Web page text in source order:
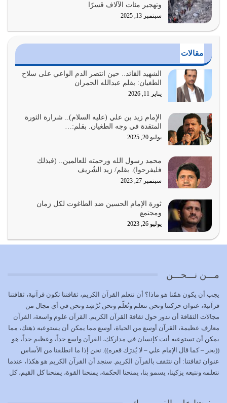
الدين الذي شرعه الله لا يجوز أن يخضع لآرائنا وأهوائنا
أي أمة تتفرق في الدين وتتفرق في كيانها معناه أنها أصبحت
أمة عاجزة عن النهوض…
يوليو 23, 2026
بحبل الله جميعاً وليس كل…
يوليو 22, 2026
يشاء ويذل من يشاء
يوليو 21, 2026
كل زمان…
يوليو 19, 2026
الوظيفة عبارة عن مسؤولية يجب النهوض بها كما ينبغي لكي
وَالْمُنْفِقِينَ…
يوليو 17, 2026
الاعتصام بحبل الله أمر إلهي للمؤمنين وهو بمثابة سبب بينهم
وبين الله يترتب عليه النصر…
يوليو 16, 2026
إما أن نحاول أن نكون من أولياء الله فيتم على أيدينا ضرب
يوليو 15, 2026
وتهجير مئات الآلاف قسرًا
سبتمبر 13, 2025
مقالات
الشهيد القائد.. حين انتصر الدم الواعي على سلاح
الطغيان: بقلم عبدالله الحمران
يناير 11, 2026
الإمام زيد بن علي (عليه السلام).. شرارة الثورة
المتقدة في وجه الطغيان. بقلم:…
يوليو 20, 2025
محمد رسول الله ورحمته للعالمين.. (فبذلك
فليفرحوا). بقلم/ زيد الشُريف
سبتمبر 27, 2023
ثورة الإمام الحسين ضد الطاغوت لكل زمان
ومجتمع
يوليو 26, 2023
مـــن نـــحـــن
يجب أن يكون همّنا هو ماذا؟ أن نتعلم القرآن الكريم، ثقافتنا تكون قرآنية، ثقافتنا
قرآنية، عنوان حركتنا ونحن نتعلم ونُعلّم ونحن نُرْشِد ونحن في أي مجال من
مجالات الثقافة أن ندور حول ثقافة القرآن الكريم. القرآن علوم واسعة، القرآن
معارف عظيمة، القرآن أوسع من الحياة، أوسع مما يمكن أن يستوعبه ذهنك، مما
يمكن أن تستوعبه أنت كإنسان في مداركك، القرآن واسع جداً، وعظيم جداً، هو
((بحر – كما قال الإمام علي – لا يُدرَك قعره)). نحن إذا ما انطلقنا من الأساس
عنوان ثقافتنا: أن نتثقف بالقرآن الكريم. سنجد أن القرآن الكريم هو هكذا، عندما
نتعلمه ونتبعه يزكينا، يسمو بنا، يمنحنا الحكمة، يمنحنا القوة، يمنحنا كل القيم، كل